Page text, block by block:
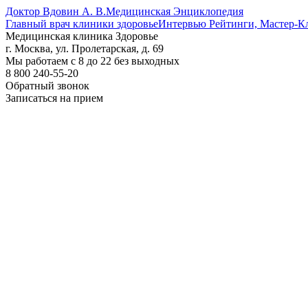
Доктор Вдовин А. В.Медицинская Энциклопедия
Главный врач клиники здоровьеИнтервью Рейтинги, Мастер-
Медицинская клиника Здоровье
г. Москва, ул. Пролетарская, д. 69
Мы работаем с 8 до 22 без выходных
8 800 240-55-20
Обратный звонок
Записаться на прием